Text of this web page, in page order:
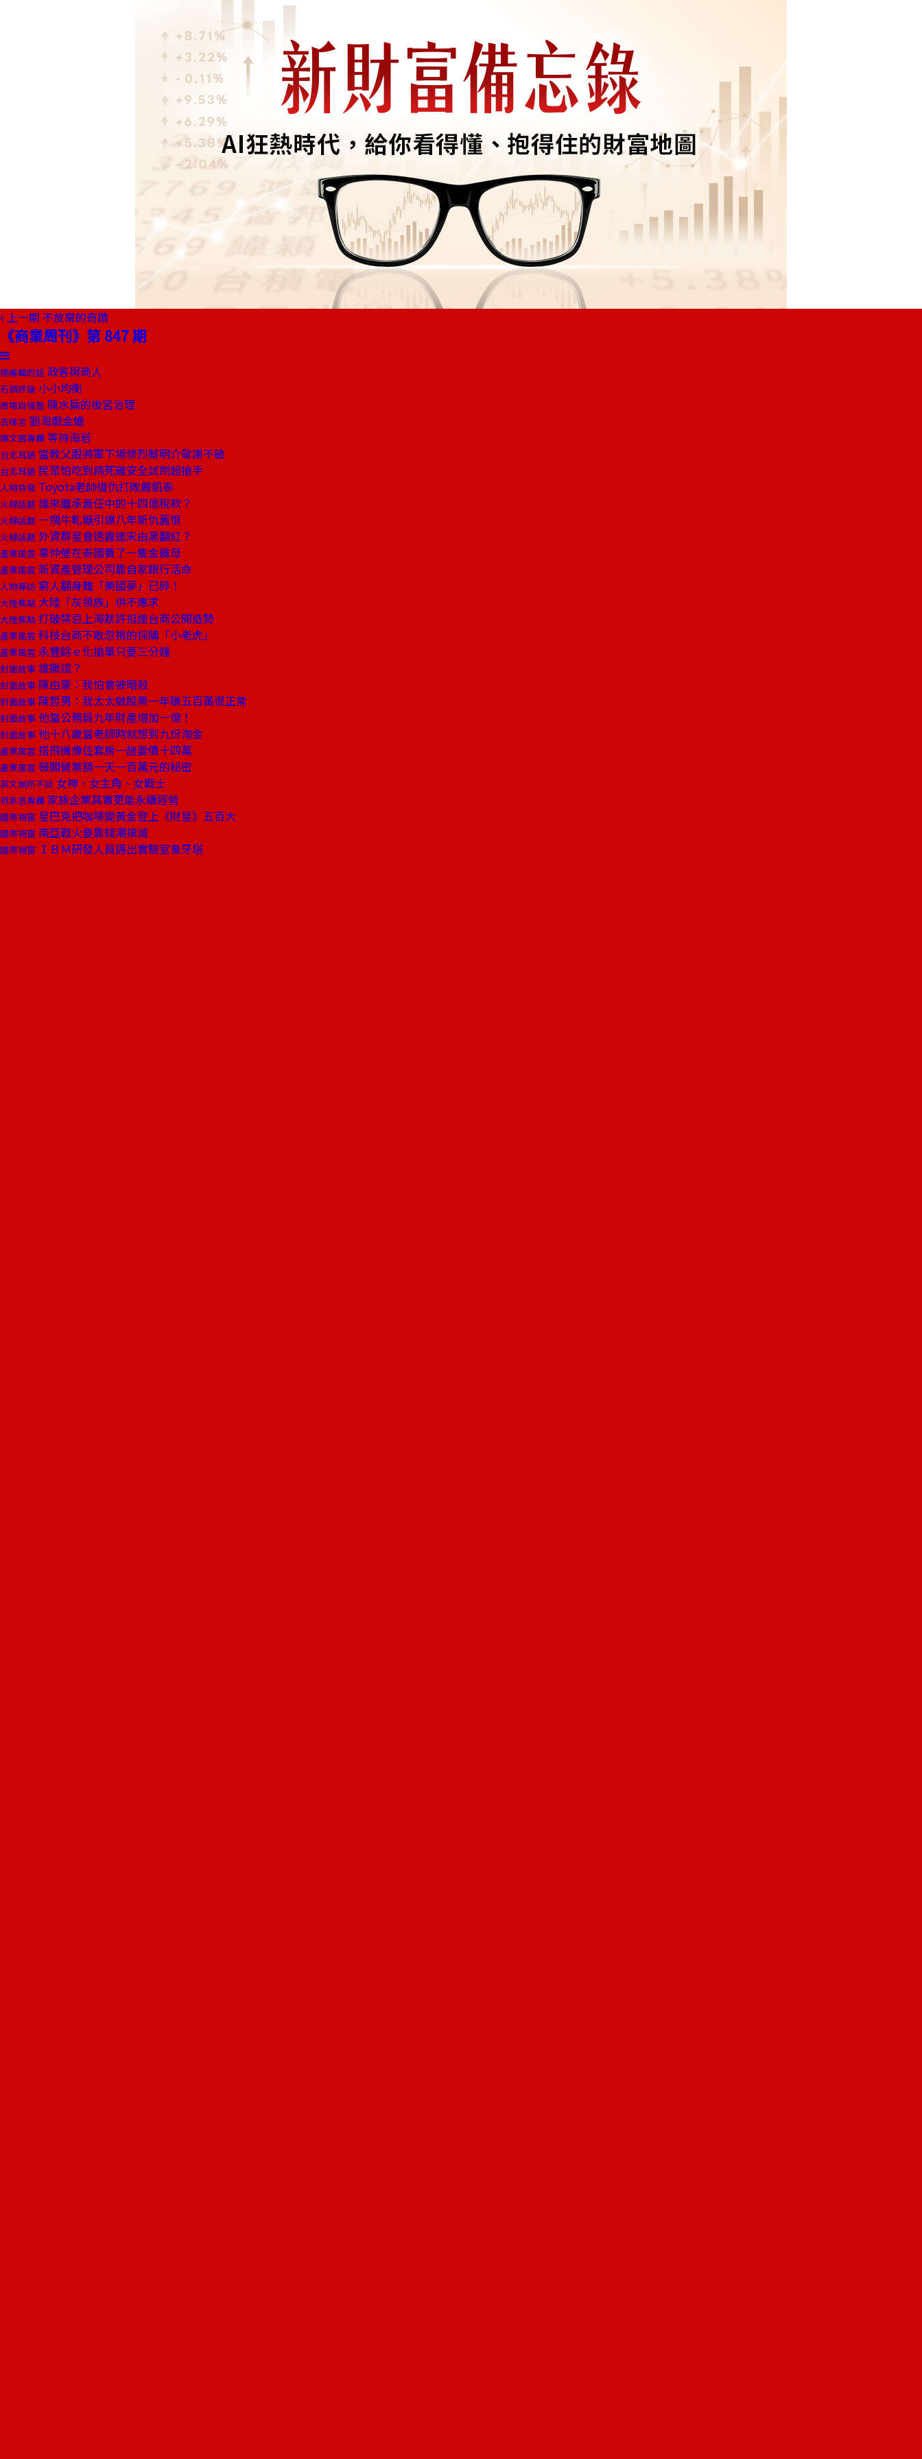
上一期 不放棄的奇蹟
《商業周刊》第 847 期
總編輯的話 政客與商人
石頭評論 小小均衡
商場自慢塾 陳水扁的後宮治理
去梯言 劉海戲金蟾
陳文茜專欄 等待海若
台北耳語 當教父跟將軍下場慘烈蔡明介敬謝不敏
台北耳語 民眾怕吃到病死雞安全試劑超搶手
人物特寫 Toyota老帥復仇打敗嚴凱泰
火線話題 誰來繼承黃任中的十四億稅款？
火線話題 一塊牛軋糖引爆八年新仇舊恨
火線話題 外資群星會透露連宋由黑翻紅？
產業風雲 辜仲瑩在泰國養了一隻金雞母
產業風雲 新資產管理公司靠自家銀行活命
人物專訪 窮人翻身難「美國夢」已碎！
大陸焦點 大陸「灰領族」供不應求
大陸焦點 打破禁忌上海默許挺連台商公開造勢
產業風雲 科技台商不敢忽視的採購「小老虎」
產業風雲 永豐餘ｅ化搶單只要三分鐘
封面故事 誰撒謊？
封面故事 陳由豪：我怕會被暗殺
封面故事 陳哲男：我太太做股票一年賺五百萬很正常
封面故事 他當公務員九年財產增加一億！
封面故事 他十八歲當老師時就想到九份淘金
產業風雲 搭飛機像住套房一趟要價十四萬
產業風雲 薇閣營業額一天一百萬元的秘密
英文無所不談 女神、女主角、女戰士
柯承恩專欄 家族企業其實更能永續經營
國際視窗 星巴克把咖啡變黃金登上《財星》五百大
國際視窗 南亞戰火要靠錢潮撲滅
國際視窗 ＩＢＭ研發人員邁出實驗室象牙塔